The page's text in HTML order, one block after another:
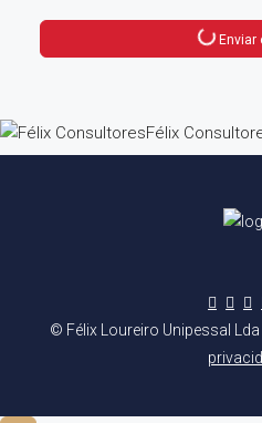
Enviar
Félix
© Félix Loureiro Unipessal Lda